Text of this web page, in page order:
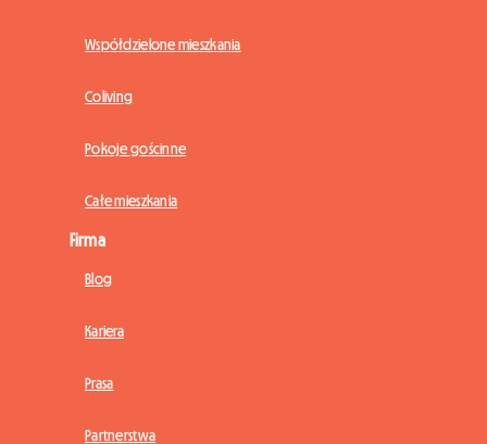
Współdzielone mieszkania
Coliving
Pokoje gościnne
Całe mieszkania
Firma
Blog
Kariera
Prasa
Partnerstwa